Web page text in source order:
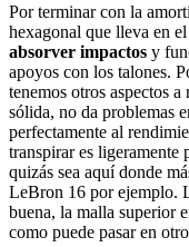
Por terminar con la
hexagonal que lleva en
absorver impactos y
apoyos con los talones.
tenemos otros aspectos
sólida, no da problemas
perfectamente al
transpirar es ligeramente
quizás sea aquí donde
LeBron 16 por ejemplo.
buena, la malla superior
como puede pasar en